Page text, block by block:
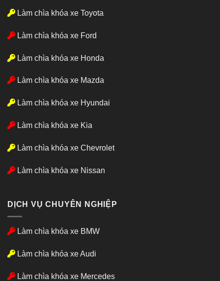
Làm chìa khóa xe Toyota
Làm chìa khóa xe Ford
Làm chìa khóa xe Honda
Làm chìa khóa xe Mazda
Làm chìa khóa xe Hyundai
Làm chìa khóa xe Kia
Làm chìa khóa xe Chevrolet
Làm chìa khóa xe Nissan
DỊCH VỤ CHUYÊN NGHIỆP
Làm chìa khóa xe BMW
Làm chìa khóa xe Audi
Làm chìa khóa xe Mercedes